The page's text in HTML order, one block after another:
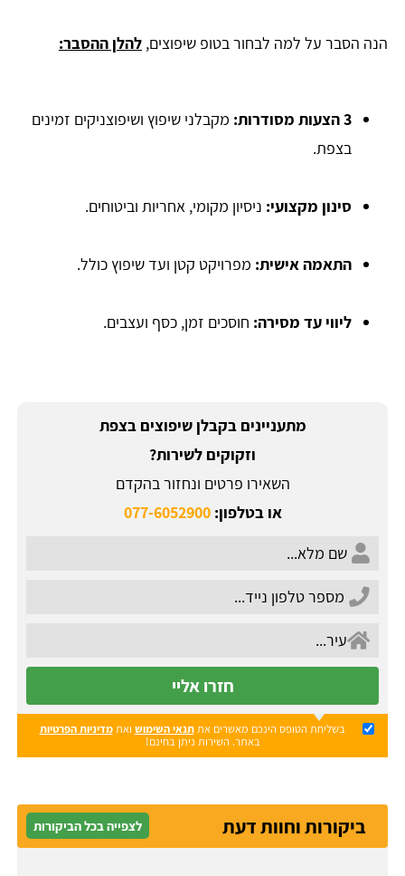
הנה הסבר על למה לבחור בטופ שיפוצים, להלן ההסבר:
3 הצעות מסודרות:
מקבלני שיפוץ ושיפוצניקים זמינים
בצפת.
סינון מקצועי: ניסיון מקומי, אחריות וביטוחים.
התאמה אישית: מפרויקט קטן ועד שיפוץ כולל.
ליווי עד מסירה: חוסכים זמן, כסף ועצבים.
מתעניינים בקבלן שיפוצים בצפת
וזקוקים לשירות?
השאירו פרטים ונחזור בהקדם
או בטלפון:077-6052900
חזרו אליי
בשליחת הטופס הינכם מאשרים אתתנאי השימוש ואתמדיניות הפרטיות
באתר. השירות ניתן בחינם!
ביקורות וחוות דעת לצפייה בכל הביקורות